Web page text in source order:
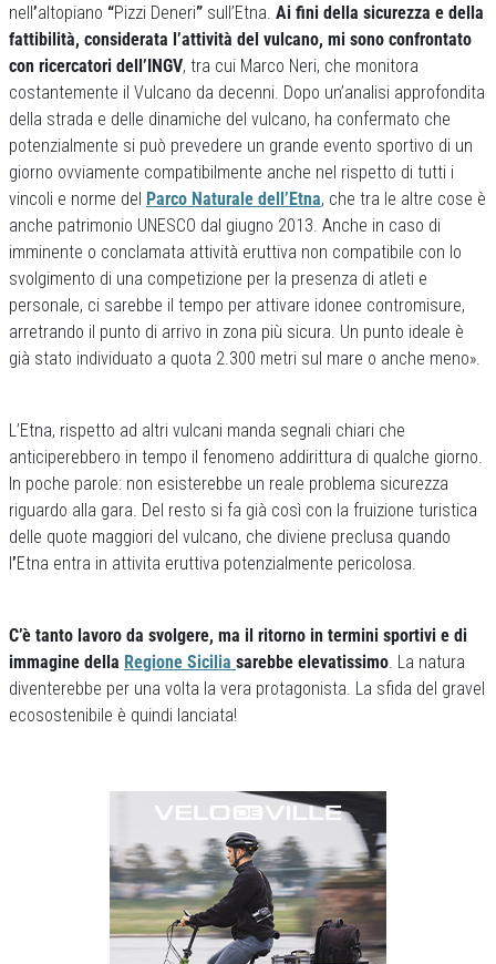
nell ’altopiano “Pizzi Deneri” sull’Etna. Ai fini della sicurezza e della
fattibilità, considerata l’attività del vulcano, mi sono confrontato
con ricercatori dell’INGV, tra cui Marco Neri, che monitora
costantemente il Vulcano da decenni. Dopo un’analisi approfondita
della strada e delle dinamiche del vulcano, ha confermato che
potenzialmente si può prevedere un grande evento sportivo di un
giorno ovviamente compatibilmente anche nel rispetto di tutti i
vincoli e norme del Parco Naturale dell’Etna, che tra le altre cose è
anche patrimonio UNESCO dal giugno 2013. Anche in caso di
imminente o conclamata attività eruttiva non compatibile con lo
svolgimento di una competizione per la presenza di atleti e
personale, ci sarebbe il tempo per attivare idonee contromisure,
arretrando il punto di arrivo in zona più sicura. Un punto ideale è
già stato individuato a quota 2.300 metri sul mare o anche meno».
L’Etna, rispetto ad altri vulcani manda segnali chiari che
anticiperebbero in tempo il fenomeno addirittura di qualche giorno.
In poche parole: non esisterebbe un reale problema sicurezza
riguardo alla gara. Del resto si fa già così con la fruizione turistica
delle quote maggiori del vulcano, che diviene preclusa quando
’Etna entra in attivita eruttiva potenzialmente pericolosa.
C’è tanto lavoro da svolgere, ma il ritorno in termini sportivi e di
immagine della Regione Sicilia sarebbe elevatissimo. La natura
diventerebbe per una volta la vera protagonista. La sfida del gravel
ecosostenibile è quindi lanciata!